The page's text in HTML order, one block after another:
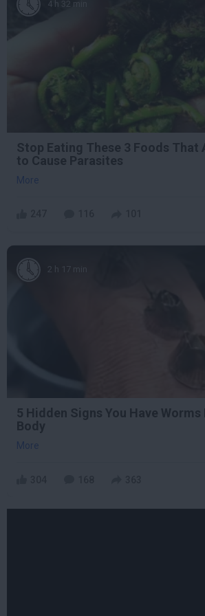
4 h 32 min
Stop Eating These 3 Foods That
to Cause Parasites
More
2 h 17 min
5 Hidden Signs You Have Worms
Body
More